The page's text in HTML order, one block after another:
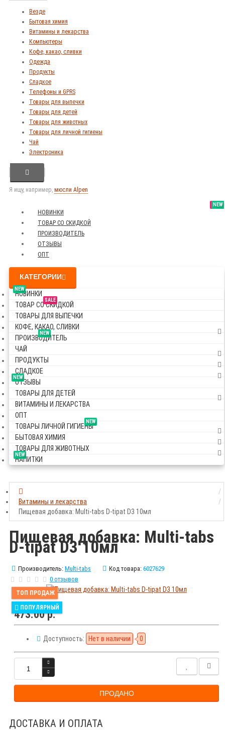
Везде
Бытовая химия
Витамины и лекарства
Компьютеры
Кофе, какао, сливки
Одежда
Продукты
Сладкое
Телефоны и GPRS
Товары для выпечки
Товары для детей
Товары для животных
Товары для личной гигиены
Чай
Электроника
Я ищу, например, мюсли Alpen
NEW
НОВИНКИ
SALE
ТОВАР СО СКИДКОЙ
NEW
ПРОИЗВОДИТЕЛЬ
NEW
ОТЗЫВЫ
ОПТ
КАТЕГОРИИ
NEW
НОВИНКИ
SALE
ТОВАР СО СКИДКОЙ
ТОВАРЫ ДЛЯ ВЫПЕЧКИ
КОФЕ, КАКАО, СЛИВКИ
NEW
ПРОИЗВОДИТЕЛЬ
ЧАЙ
ПРОДУКТЫ
СЛАДКОЕ
NEW
ОТЗЫВЫ
ТОВАРЫ ДЛЯ ДЕТЕЙ
ВИТАМИНЫ И ЛЕКАРСТВА
ОПТ
NEW
ТОВАРЫ ЛИЧНОЙ ГИГИЕНЫ
БЫТОВАЯ ХИМИЯ
ТОВАРЫ ДЛЯ ЖИВОТНЫХ
NEW
НАПИТКИ
Витамины и лекарства
Пищевая добавка: Multi-tabs D-tipat D3 10мл
Пищевая добавка: Multi-tabs
D-tipat D3 10мл
Производитель: Multi-tabs Код товара: 6027629
0 отзывов
ТОП ПРОДАЖ
ПОПУЛЯРНЫЙ
473.00 р.
Доступность: Нет в наличии 0
ПРОДАНО
ДОСТАВКА И ОПЛАТА